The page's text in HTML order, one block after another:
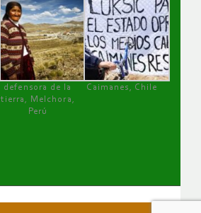
defensora de la
tierra, Melchora,
Perú
Caimanes, Chile